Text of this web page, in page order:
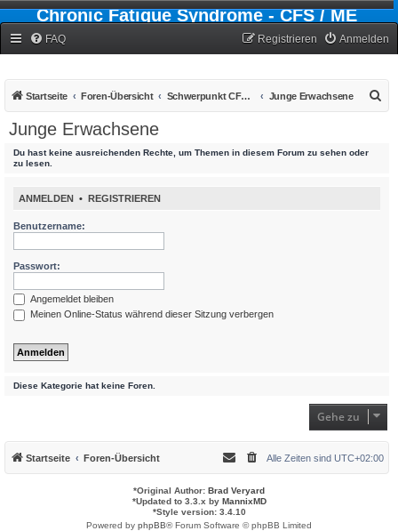
Chronic Fatigue Syndrome - CFS / ME
FAQ Anmelden
Registrieren
Startseite Foren-Übersicht Schwerpunkt CFS - Chronic-Fatigue-Syndrom Junge Erwachsene
Junge Erwachsene
Du hast keine ausreichenden Rechte, um Themen in diesem Forum zu sehen oder
zu lesen.
ANMELDEN • REGISTRIEREN
Benutzername:
Passwort:
Angemeldet bleiben
Meinen Online-Status während dieser Sitzung verbergen
Diese Kategorie hat keine Foren.
Gehe zu
Startseite Foren-Übersicht Alle Zeiten sind UTC+02:00
*Original Author: Brad Veryard
*Updated to 3.3.x by MannixMD
*Style version: 3.4.10
Powered by phpBB® Forum Software © phpBB Limited